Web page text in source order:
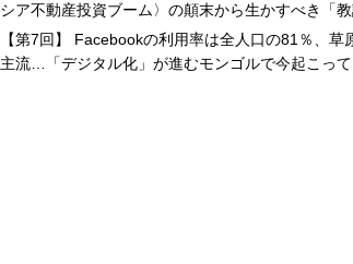
シア不動産投資ブーム〉の顛末から生かすべき「教
【第7回】 Facebookの利用率は全人口の81％、
主流…「デジタル化」が進むモンゴルで今起こって